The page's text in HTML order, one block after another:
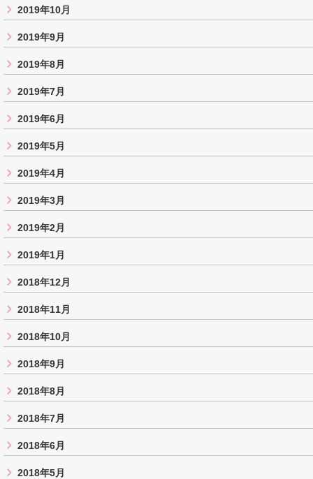
2019年10月
2019年9月
2019年8月
2019年7月
2019年6月
2019年5月
2019年4月
2019年3月
2019年2月
2019年1月
2018年12月
2018年11月
2018年10月
2018年9月
2018年8月
2018年7月
2018年6月
2018年5月